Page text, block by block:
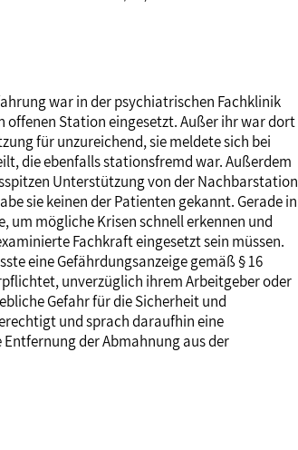
war in der psychiatrischen Fachklinik
offenen Station eingesetzt. Außer ihr war dort
für unzureichend, sie meldete sich bei
die ebenfalls stationsfremd war. Außerdem
Unterstützung von der Nachbarstation
sie keinen der Patienten gekannt. Gerade in
um mögliche Krisen schnell erkennen und
Fachkraft eingesetzt sein müssen.
eine Gefährdungsanzeige gemäß § 16
unverzüglich ihrem Arbeitgeber oder
Gefahr für die Sicherheit und
und sprach daraufhin eine
der Abmahnung aus der